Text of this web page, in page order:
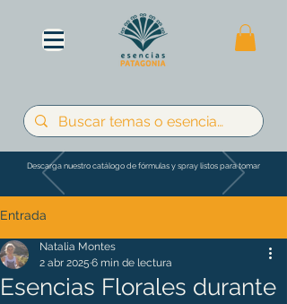
Descarga nuestro catálogo de fórmulas y spray listos para tomar
Entrada
Esencias Florales durante
Natalia Montes
2 abr 2025 6 min de lectura